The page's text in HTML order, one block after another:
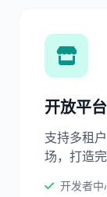
开放平
支持多租
场，打造
开发者中